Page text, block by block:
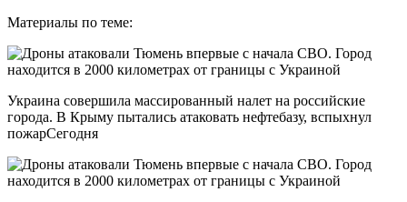
Материалы по теме:
Украина совершила массированный налет на российские
города. В Крыму пытались атаковать нефтебазу, вспыхнул
пожарСегодня